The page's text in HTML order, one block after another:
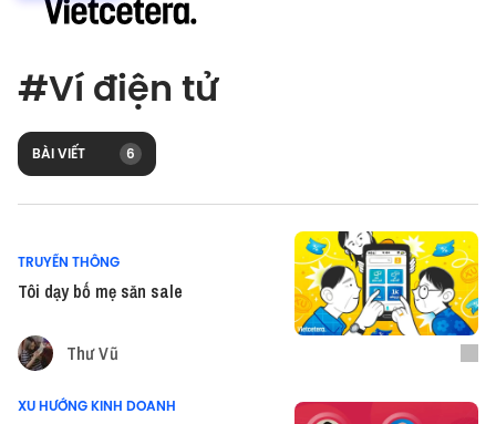
#Ví điện tử
BÀI VIẾT 6
TRUYỀN THÔNG
Tôi dạy bố mẹ săn sale
Thư Vũ
XU HƯỚNG KINH DOANH